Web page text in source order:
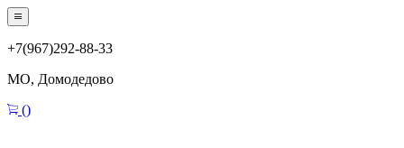
+7(967)292-88-33
МО, Домодедово
()